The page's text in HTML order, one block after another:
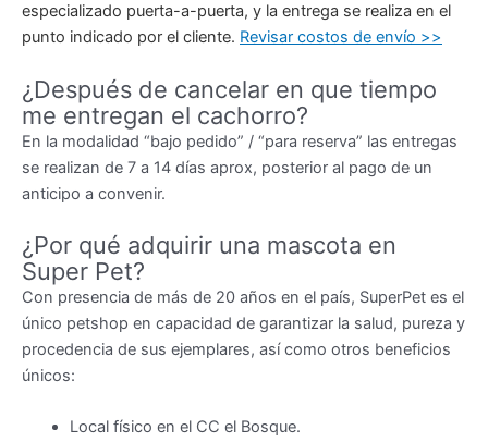
especializado puerta-a-puerta, y la entrega se realiza en el
punto indicado por el cliente. Revisar costos de envío >>
¿Después de cancelar en que tiempo
me entregan el cachorro?
En la modalidad “bajo pedido” / “para reserva” las entregas
se realizan de 7 a 14 días aprox, posterior al pago de un
anticipo a convenir.
¿Por qué adquirir una mascota en
Super Pet?
Con presencia de más de 20 años en el país, SuperPet es el
único petshop en capacidad de garantizar la salud, pureza y
procedencia de sus ejemplares, así como otros beneficios
únicos:
Local físico en el CC el Bosque.